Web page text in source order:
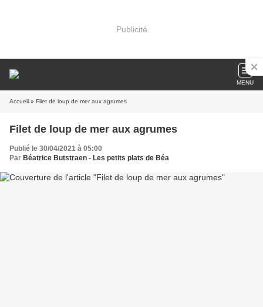
Publicité
MENU
Accueil » Filet de loup de mer aux agrumes
Filet de loup de mer aux agrumes
Publié le 30/04/2021 à 05:00
Par Béatrice Butstraen - Les petits plats de Béa